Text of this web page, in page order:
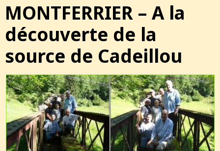
MONTFERRIER – A la
découverte de la
source de Cadeillou